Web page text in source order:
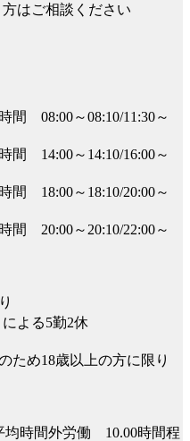
はご相談ください
08:00～08:10/11:30～
14:00～14:10/16:00～
18:00～18:10/20:00～
20:00～20:10/22:00～
よる5勤2休
ため18歳以上の方に限り
時間外労働 10.00時間程